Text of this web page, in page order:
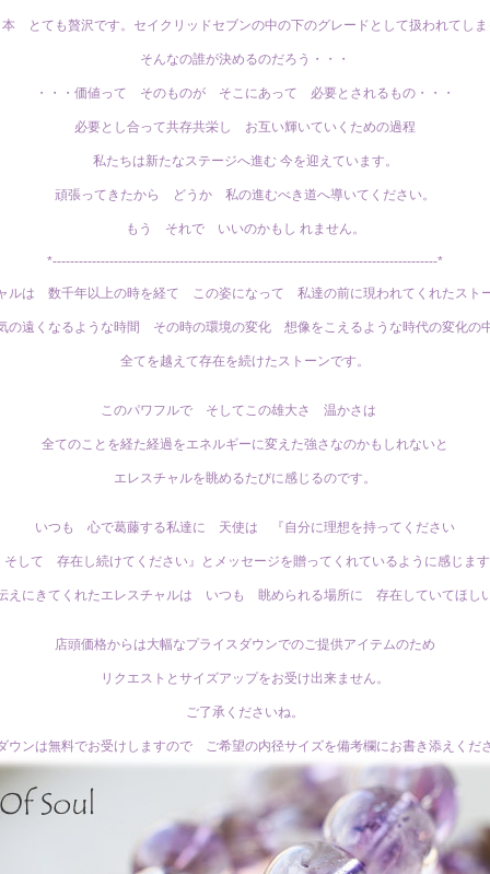
とても贅沢です。セイクリッドセブンの中の下のグレードとして扱われてしま
そんなの誰が決めるのだろう・・・
・・・価値って そのものが そこにあって 必要とされるもの・・・
必要とし合って共存共栄し お互い輝いていくための過程
私たちは新たなステージへ進む 今を迎えています。
頑張ってきたから どうか 私の進むべき道へ導いてください。
もう それで いいのかもし れません。
*----------------------------------------------------------------------------------------*
ルは 数千年以上の時を経て この姿になって 私達の前に現われてくれたストー
の遠くなるような時間 その時の環境の変化 想像をこえるような時代の変化の
全てを越えて存在を続けたストーンです。
このパワフルで そしてこの雄大さ 温かさは
全てのことを経た経過をエネルギーに変えた強さなのかもしれないと
エレスチャルを眺めるたびに感じるのです。
いつも 心で葛藤する私達に 天使は 『自分に理想を持ってください
て 存在し続けてください』とメッセージを贈ってくれているように感じます
えにきてくれたエレスチャルは いつも 眺められる場所に 存在していてほしい
店頭価格からは大幅なプライスダウンでのご提供アイテムのため
リクエストとサイズアップをお受け出来ません。
ご了承くださいね。
ウンは無料でお受けしますので ご希望の内径サイズを備考欄にお書き添えくださ